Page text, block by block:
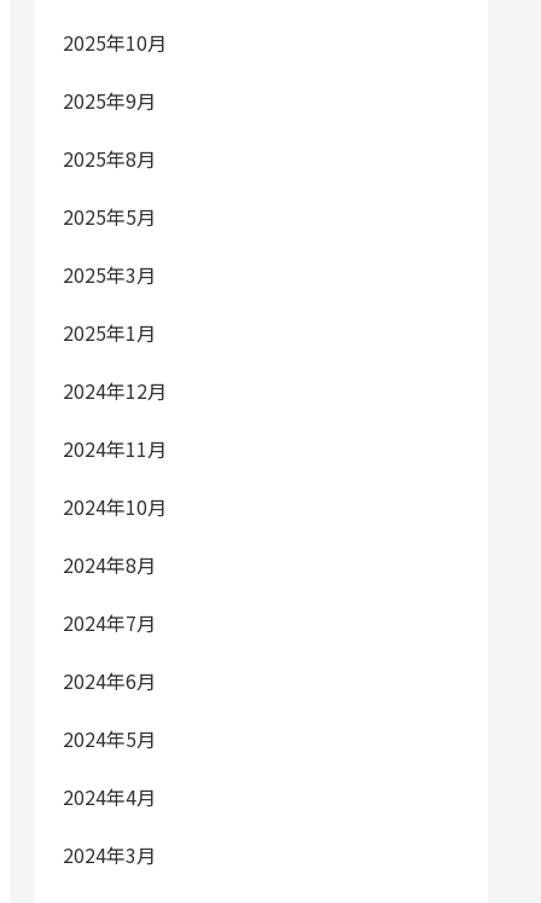
2025年10月
2025年9月
2025年8月
2025年5月
2025年3月
2025年1月
2024年12月
2024年11月
2024年10月
2024年8月
2024年7月
2024年6月
2024年5月
2024年4月
2024年3月